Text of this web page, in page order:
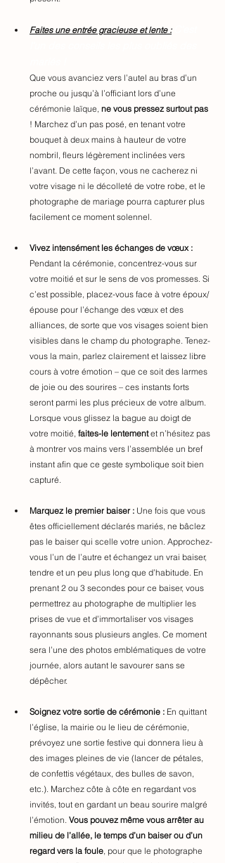
Faites une entrée gracieuse et lente :
Que vous avanciez vers l’autel au bras d’un
proche ou jusqu’à l’officiant lors d’une
cérémonie laïque, ne vous pressez surtout pas
! Marchez d’un pas posé, en tenant votre
bouquet à deux mains à hauteur de votre
nombril, fleurs légèrement inclinées vers
l’avant. De cette façon, vous ne cacherez ni
votre visage ni le décolleté de votre robe, et le
photographe de mariage pourra capturer plus
facilement ce moment solennel.
Vivez intensément les échanges de vœux :
Pendant la cérémonie, concentrez-vous sur
votre moitié et sur le sens de vos promesses. Si
c’est possible, placez-vous face à votre époux/
épouse pour l’échange des vœux et des
alliances, de sorte que vos visages soient bien
visibles dans le champ du photographe. Tenez-
vous la main, parlez clairement et laissez libre
cours à votre émotion – que ce soit des larmes
de joie ou des sourires – ces instants forts
seront parmi les plus précieux de votre album.
Lorsque vous glissez la bague au doigt de
votre moitié, faites-le lentement et n’hésitez pas
à montrer vos mains vers l’assemblée un bref
instant afin que ce geste symbolique soit bien
capturé.
Marquez le premier baiser : Une fois que vous
êtes officiellement déclarés mariés, ne bâclez
pas le baiser qui scelle votre union. Approchez-
vous l’un de l’autre et échangez un vrai baiser,
tendre et un peu plus long que d’habitude. En
prenant 2 ou 3 secondes pour ce baiser, vous
permettrez au photographe de multiplier les
prises de vue et d’immortaliser vos visages
rayonnants sous plusieurs angles. Ce moment
sera l’une des photos emblématiques de votre
journée, alors autant le savourer sans se
dépêcher.
Soignez votre sortie de cérémonie : En quittant
l’église, la mairie ou le lieu de cérémonie,
prévoyez une sortie festive qui donnera lieu à
des images pleines de vie (lancer de pétales,
de confettis végétaux, des bulles de savon,
etc.). Marchez côte à côte en regardant vos
invités, tout en gardant un beau sourire malgré
l’émotion. Vous pouvez même vous arrêter au
milieu de l’allée, le temps d’un baiser ou d’un
regard vers la foule , pour que le photographe